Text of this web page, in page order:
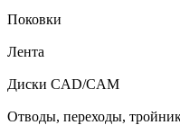
Поковки
Лента
Диски CAD/CAM
Отводы, переходы,